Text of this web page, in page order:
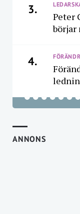
3.
Peter
börjar
4.
ANNONS